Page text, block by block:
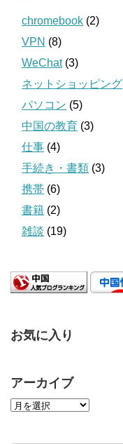
chromebook (2)
VPN (8)
WeChat(3)
ネットショッピング
パソコン (5)
中国の教育 (3)
仕事 (4)
手続き・書類 (3)
携帯 (6)
書籍 (2)
雑談 (19)
お気に入り
アーカイブ